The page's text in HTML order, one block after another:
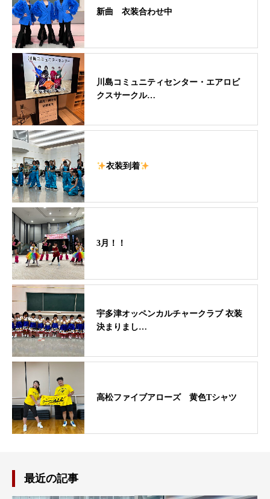
新曲 衣装合わせ中
川島コミュニティセンター・エアロビ
クスサークル…
衣装到着
3月！！
宇多津オッペンカルチャークラブ 衣装
決まりまし…
高松ファイブアローズ 黄色Tシャツ
最近の記事